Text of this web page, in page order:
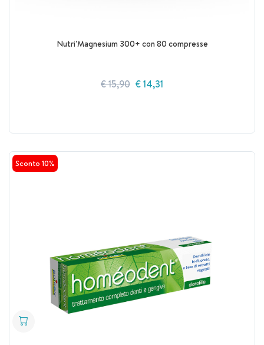
Nutri'Magnesium 300+ con 80 compresse
€ 15,90 € 14,31
Sconto 10%